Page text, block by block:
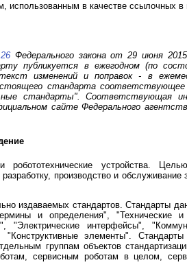
использованным в качестве ссылочных
Федерального закона от 29 июня
публикуется в ежегодном (по
изменений и поправок - в
стандарта соответствующее
стандарты". Соответствующая
сайте Федерального
устройства.
производство и
издаваемых стандартов. Стандарты
и определения", "Технические и
интерфейсы",
элементы".
группам объектов
сервисным роботам в целом,